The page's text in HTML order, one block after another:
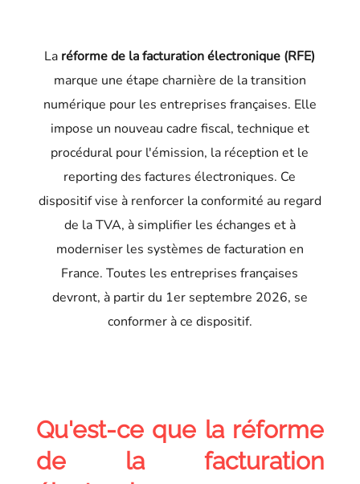
La réforme de la facturation électronique (RFE)
marque une étape charnière de la transition
numérique pour les entreprises françaises. Elle
impose un nouveau cadre fiscal, technique et
procédural pour l'émission, la réception et le
reporting des factures électroniques. Ce
dispositif vise à renforcer la conformité au regard
de la TVA, à simplifier les échanges et à
moderniser les systèmes de facturation en
France. Toutes les entreprises françaises
devront, à partir du 1er septembre 2026, se
conformer à ce dispositif.
Qu'est-ce que la réforme
de la facturation